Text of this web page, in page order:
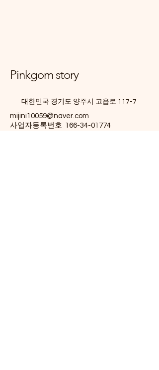
Pinkgom story
대한민국 경기도 양주시 고읍로 117-7
mijini10059@naver.com
사업자등록번호 166-34-01774